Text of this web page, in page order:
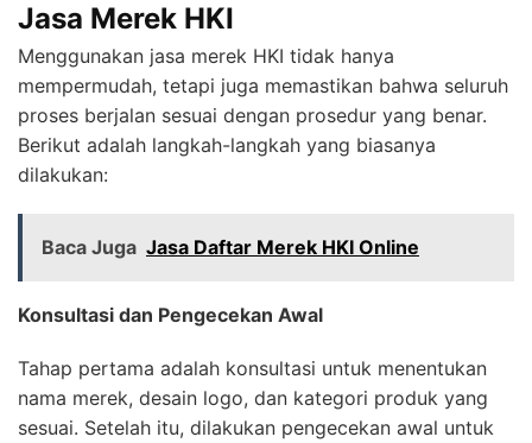
Jasa Merek HKI
Menggunakan jasa merek HKI tidak hanya
mempermudah, tetapi juga memastikan bahwa seluruh
proses berjalan sesuai dengan prosedur yang benar.
Berikut adalah langkah-langkah yang biasanya
dilakukan:
Baca Juga Jasa Daftar Merek HKI Online
Konsultasi dan Pengecekan Awal
Tahap pertama adalah konsultasi untuk menentukan
nama merek, desain logo, dan kategori produk yang
sesuai. Setelah itu, dilakukan pengecekan awal untuk